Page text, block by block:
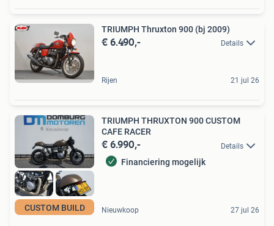
TRIUMPH Thruxton 900 (bj 2009)
€ 6.490,- Details
Rijen 21 jul 26
CUSTOM BUILD
TRIUMPH THRUXTON 900 CUSTOM
CAFE RACER
€ 6.990,- Details
Financiering mogelijk
Nieuwkoop 27 jul 26